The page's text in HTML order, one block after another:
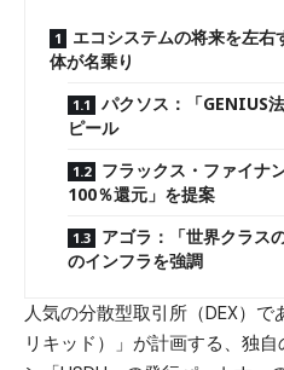
エコシステムの将来を左
体が名乗り
パクソス：「GENIUS
ピール
フラックス・ファイナ
100％還元」を提案
アゴラ：「世界クラス
のインフラを強調
人気の分散型取引所（DEX）で
リキッド ）」が計画する、独